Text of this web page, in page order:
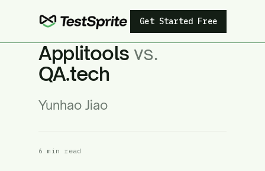
Get Started Free
Applitools vs.
QA.tech
Yunhao Jiao
6 min read